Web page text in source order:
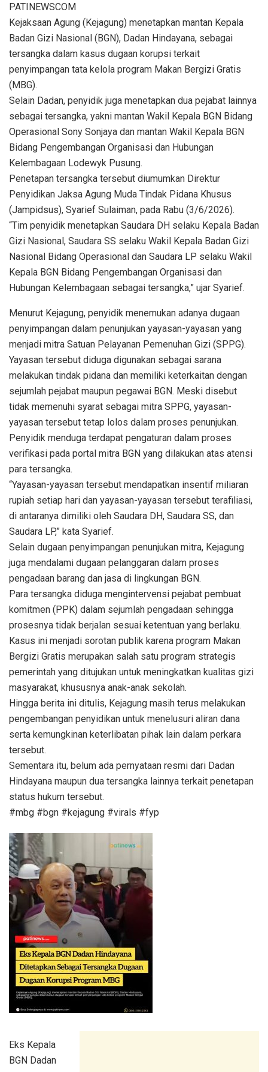
PATINEWSCOM
Kejaksaan Agung (Kejagung) menetapkan mantan Kepala
Badan Gizi Nasional (BGN), Dadan Hindayana, sebagai
tersangka dalam kasus dugaan korupsi terkait
penyimpangan tata kelola program Makan Bergizi Gratis
(MBG).
Selain Dadan, penyidik juga menetapkan dua pejabat lainnya
sebagai tersangka, yakni mantan Wakil Kepala BGN Bidang
Operasional Sony Sonjaya dan mantan Wakil Kepala BGN
Bidang Pengembangan Organisasi dan Hubungan
Kelembagaan Lodewyk Pusung.
Penetapan tersangka tersebut diumumkan Direktur
Penyidikan Jaksa Agung Muda Tindak Pidana Khusus
(Jampidsus), Syarief Sulaiman, pada Rabu (3/6/2026).
“Tim penyidik menetapkan Saudara DH selaku Kepala Badan
Gizi Nasional, Saudara SS selaku Wakil Kepala Badan Gizi
Nasional Bidang Operasional dan Saudara LP selaku Wakil
Kepala BGN Bidang Pengembangan Organisasi dan
Hubungan Kelembagaan sebagai tersangka,” ujar Syarief.
Menurut Kejagung, penyidik menemukan adanya dugaan
penyimpangan dalam penunjukan yayasan-yayasan yang
menjadi mitra Satuan Pelayanan Pemenuhan Gizi (SPPG).
Yayasan tersebut diduga digunakan sebagai sarana
melakukan tindak pidana dan memiliki keterkaitan dengan
sejumlah pejabat maupun pegawai BGN. Meski disebut
tidak memenuhi syarat sebagai mitra SPPG, yayasan-
yayasan tersebut tetap lolos dalam proses penunjukan.
Penyidik menduga terdapat pengaturan dalam proses
verifikasi pada portal mitra BGN yang dilakukan atas atensi
para tersangka.
“Yayasan-yayasan tersebut mendapatkan insentif miliaran
rupiah setiap hari dan yayasan-yayasan tersebut terafiliasi,
di antaranya dimiliki oleh Saudara DH, Saudara SS, dan
Saudara LP,” kata Syarief.
Selain dugaan penyimpangan penunjukan mitra, Kejagung
juga mendalami dugaan pelanggaran dalam proses
pengadaan barang dan jasa di lingkungan BGN.
Para tersangka diduga mengintervensi pejabat pembuat
komitmen (PPK) dalam sejumlah pengadaan sehingga
prosesnya tidak berjalan sesuai ketentuan yang berlaku.
Kasus ini menjadi sorotan publik karena program Makan
Bergizi Gratis merupakan salah satu program strategis
pemerintah yang ditujukan untuk meningkatkan kualitas gizi
masyarakat, khususnya anak-anak sekolah.
Hingga berita ini ditulis, Kejagung masih terus melakukan
pengembangan penyidikan untuk menelusuri aliran dana
serta kemungkinan keterlibatan pihak lain dalam perkara
tersebut.
Sementara itu, belum ada pernyataan resmi dari Dadan
Hindayana maupun dua tersangka lainnya terkait penetapan
status hukum tersebut.
#mbg #bgn #kejagung #virals #fyp
Eks Kepala
BGN Dadan